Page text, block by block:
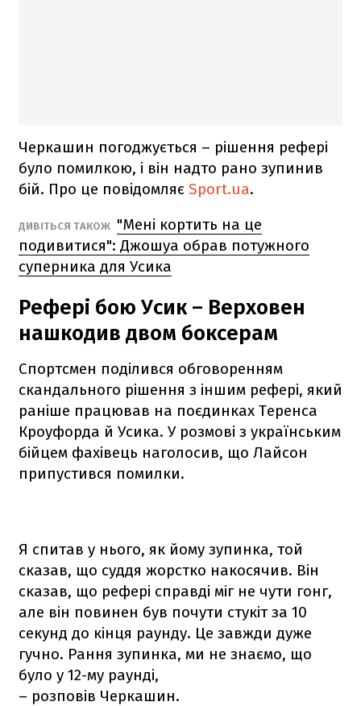
Черкашин погоджується – рішення рефері
було помилкою, і він надто рано зупинив
бій. Про це повідомляє Sport.ua.
ДИВІТЬСЯ ТАКОЖ "Мені кортить на це
подивитися": Джошуа обрав потужного
суперника для Усика
Рефері бою Усик – Верховен
нашкодив двом боксерам
Спортсмен поділився обговоренням
скандального рішення з іншим рефері, який
раніше працював на поєдинках Теренса
Кроуфорда й Усика. У розмові з українським
бійцем фахівець наголосив, що Лайсон
припустився помилки.
Я спитав у нього, як йому зупинка, той
сказав, що суддя жорстко накосячив. Він
сказав, що рефері справді міг не чути гонг,
але він повинен був почути стукіт за 10
секунд до кінця раунду. Це завжди дуже
гучно. Рання зупинка, ми не знаємо, що
було у 12-му раунді,
– розповів Черкашин.